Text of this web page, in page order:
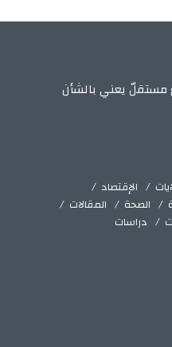
يعني بالشأن
الإقتصاد
الصحة
المقالات
دراسات